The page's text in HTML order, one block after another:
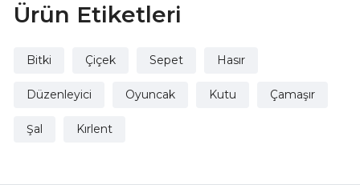
Ürün Etiketleri
Bitki Çiçek Sepet Hasır
Düzenleyici Oyuncak Kutu Çamaşır
Şal Kırlent